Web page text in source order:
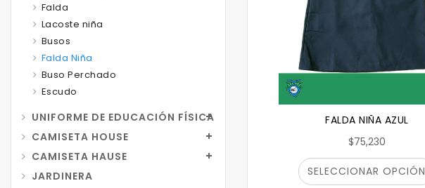
FALDA NIÑA AZUL
$75,230
SELECCIONAR OPCIÓN
Falda
Lacoste niña
Busos
Falda Niña
Buso Perchado
Escudo
UNIFORME DE EDUCACIÓN FÍSICA
CAMISETA HOUSE
CAMISETA HAUSE
JARDINERA